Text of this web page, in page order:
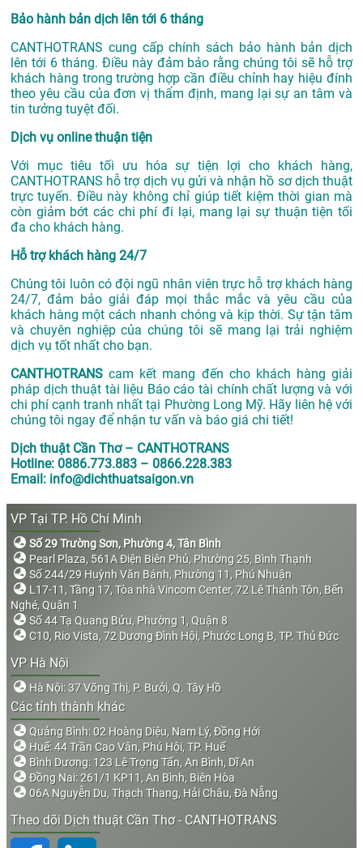
Bảo hành bản dịch lên tới 6 tháng
CANTHOTRANS cung cấp chính sách bảo hành bản dịch
lên tới 6 tháng. Điều này đảm bảo rằng chúng tôi sẽ hỗ trợ
khách hàng trong trường hợp cần điều chỉnh hay hiệu đính
theo yêu cầu của đơn vị thẩm định, mang lại sự an tâm và
tin tưởng tuyệt đối.
Dịch vụ online thuận tiện
Với mục tiêu tối ưu hóa sự tiện lợi cho khách hàng,
CANTHOTRANS hỗ trợ dịch vụ gửi và nhận hồ sơ dịch thuật
trực tuyến. Điều này không chỉ giúp tiết kiệm thời gian mà
còn giảm bớt các chi phí đi lại, mang lại sự thuận tiện tối
đa cho khách hàng.
Hỗ trợ khách hàng 24/7
Chúng tôi luôn có đội ngũ nhân viên trực hỗ trợ khách hàng
24/7, đảm bảo giải đáp mọi thắc mắc và yêu cầu của
khách hàng một cách nhanh chóng và kịp thời. Sự tận tâm
và chuyên nghiệp của chúng tôi sẽ mang lại trải nghiệm
dịch vụ tốt nhất cho bạn.
CANTHOTRANS cam kết mang đến cho khách hàng giải
pháp dịch thuật tài liệu Báo cáo tài chính chất lượng và với
chi phí cạnh tranh nhất tại Phường Long Mỹ. Hãy liên hệ với
chúng tôi ngay để nhận tư vấn và báo giá chi tiết!
Dịch thuật Cần Thơ – CANTHOTRANS
Hotline: 0886.773.883 – 0866.228.383
Email: info@dichthuatsaigon.vn
VP Tại TP. Hồ Chí Minh
Số 29 Trường Sơn, Phường 4, Tân Bình
Pearl Plaza, 561A Điện Biên Phủ, Phường 25, Bình Thạnh
Số 244/29 Huỳnh Văn Bánh, Phường 11, Phú Nhuận
L17-11, Tầng 17, Tòa nhà Vincom Center, 72 Lê Thánh Tôn, Bến
Nghé, Quận 1
Số 44 Tạ Quang Bửu, Phường 1, Quận 8
C10, Rio Vista, 72 Dương Đình Hội, Phước Long B, TP. Thủ Đức
VP Hà Nội
Hà Nội: 37 Võng Thị, P. Bưởi, Q. Tây Hồ
Các tỉnh thành khác
Quảng Bình: 02 Hoàng Diệu, Nam Lý, Đồng Hới
Huế: 44 Trần Cao Vân, Phú Hội, TP. Huế
Bình Dương: 123 Lê Trọng Tấn, An Bình, Dĩ An
Đồng Nai: 261/1 KP11, An Bình, Biên Hòa
06A Nguyễn Du, Thạch Thang, Hải Châu, Đà Nẵng
Theo dõi Dịch thuật Cần Thơ - CANTHOTRANS